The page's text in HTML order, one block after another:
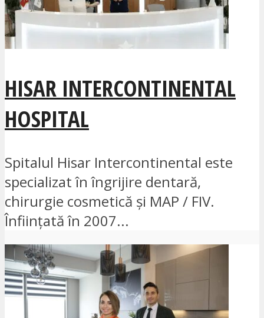
HISAR INTERCONTINENTAL
HOSPITAL
Spitalul Hisar Intercontinental este
specializat în îngrijire dentară,
chirurgie cosmetică și MAP / FIV.
Înființată în 2007...